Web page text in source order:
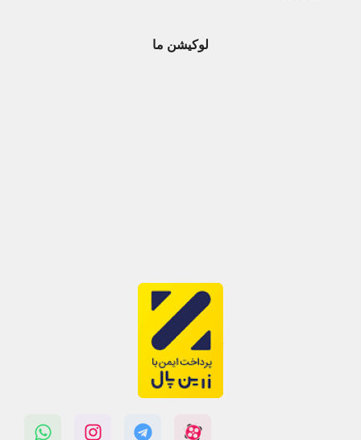
لوکیشن ما